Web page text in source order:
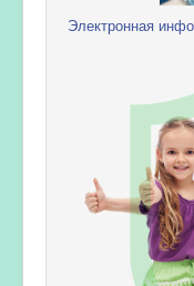
Электронная